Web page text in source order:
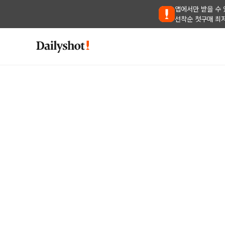
앱에서만 받을 수
선착순 첫구매 최